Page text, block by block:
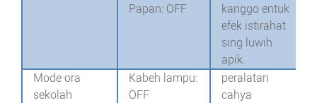
Papan: OFF
kanggo entuk
efek istirahat
sing luwih
apik.
Mode ora
sekolah
Kabeh lampu:
OFF
peralatan
cahya